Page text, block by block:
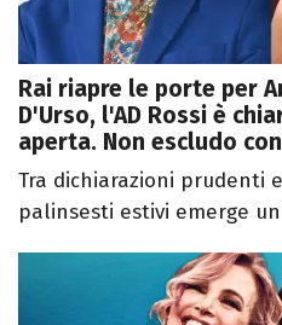
Rai riapre le porte per
D'Urso, l'AD Rossi è
aperta. Non escludo
Tra dichiarazioni prudenti
palinsesti estivi emerge un